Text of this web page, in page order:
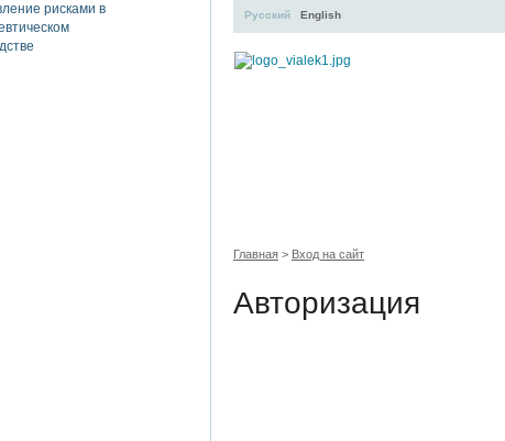
Русский English
Главная > Вход на сайт
Авторизация